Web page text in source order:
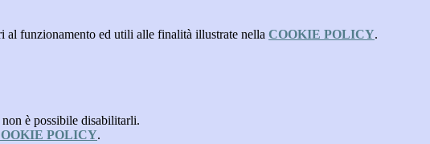
al funzionamento ed utili alle finalità illustrate nella COOKIE POLICY.
è possibile disabilitarli.
POLICY.